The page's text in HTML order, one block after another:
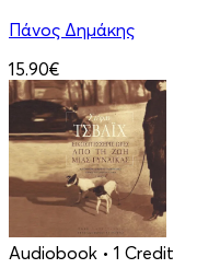
Πάνος Δημάκης
15.90€
Audiobook • 1 Credit